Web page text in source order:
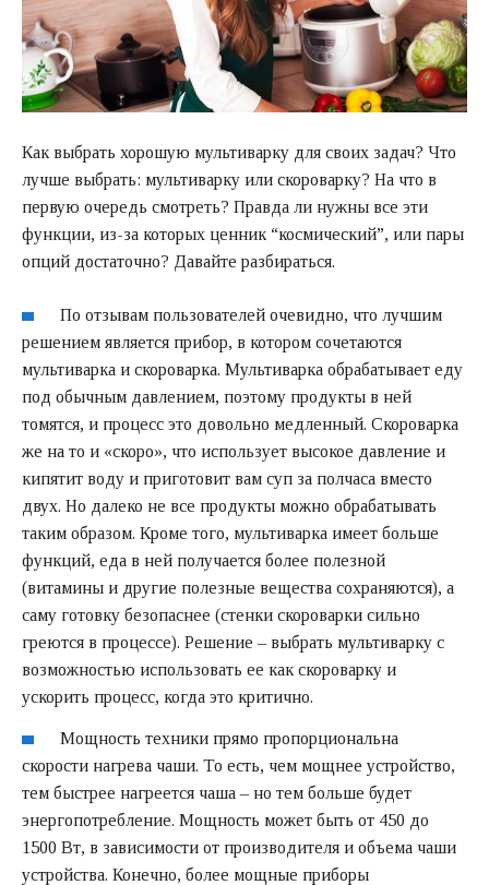
Как выбрать хорошую мультиварку для своих задач? Что
лучше выбрать: мультиварку или скороварку? На что в
первую очередь смотреть? Правда ли нужны все эти
функции, из-за которых ценник “космический”, или пары
опций достаточно? Давайте разбираться.
По отзывам пользователей очевидно, что лучшим
решением является прибор, в котором сочетаются
мультиварка и скороварка. Мультиварка обрабатывает еду
под обычным давлением, поэтому продукты в ней
томятся, и процесс это довольно медленный. Скороварка
же на то и «скоро», что использует высокое давление и
кипятит воду и приготовит вам суп за полчаса вместо
двух. Но далеко не все продукты можно обрабатывать
таким образом. Кроме того, мультиварка имеет больше
функций, еда в ней получается более полезной
(витамины и другие полезные вещества сохраняются), а
саму готовку безопаснее (стенки скороварки сильно
греются в процессе). Решение – выбрать мультиварку с
возможностью использовать ее как скороварку и
ускорить процесс, когда это критично.
Мощность техники прямо пропорциональна
скорости нагрева чаши. То есть, чем мощнее устройство,
тем быстрее нагреется чаша – но тем больше будет
энергопотребление. Мощность может быть от 450 до
1500 Вт, в зависимости от производителя и объема чаши
устройства. Конечно, более мощные приборы